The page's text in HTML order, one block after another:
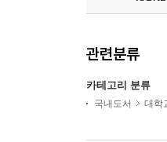
관련분류
카테고리 분류
국내도서 대학